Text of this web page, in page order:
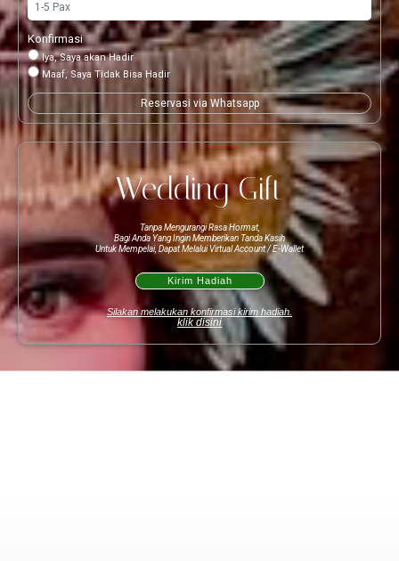
Konfirmasi
Iya, Saya akan Hadir
Maaf, Saya Tidak Bisa Hadir
Reservasi via Whatsapp
Wedding Gift
Tanpa Mengurangi Rasa Hormat,
Bagi Anda Yang Ingin Memberikan Tanda Kasih
Untuk Mempelai, Dapat Melalui Virtual Account / E-Wallet
Kirim Hadiah
Silakan melakukan konfirmasi kirim hadiah.
klik disini